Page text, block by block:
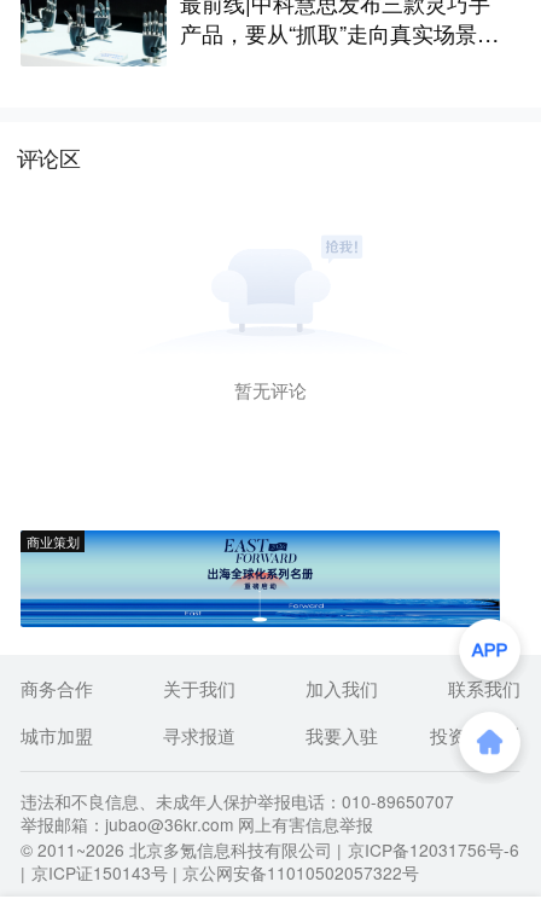
产品，要从“抓取”走向真实场景作
评论区
暂无评论
商业策划
商务合作 关于我们 加入我们
联系我们
城市加盟
寻求报道 我要入驻 投资者关系
违法和不良信息、未成年人保护举报电话：010-89650707
举报邮箱：jubao@36kr.com 网上有害信息举报
© 2011~2026 北京多氪信息科技有限公司 | 京ICP备12031756号-6
| 京ICP证150143号 | 京公网安备11010502057322号